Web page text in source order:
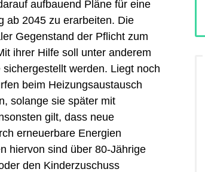
aufbauend Pläne für eine
ab 2045 zu erarbeiten. Die
Gegenstand der Pflicht zum
ihrer Hilfe soll unter anderem
sichergestellt werden. Liegt noch
beim Heizungsaustausch
solange sie später mit
gilt, dass neue
erneuerbare Energien
hiervon sind über 80-Jährige
den Kinderzuschuss